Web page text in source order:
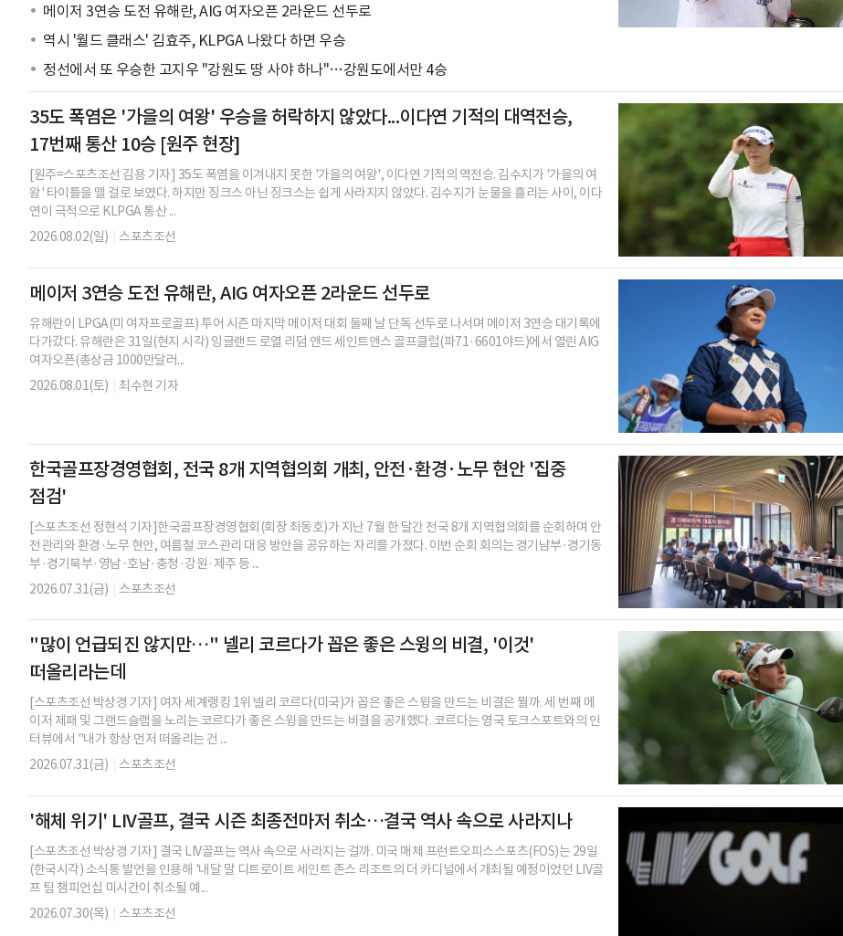
메이저 3연승 도전 유해란, AIG 여자오픈 2라운드 선두로
역시 '월드 클래스' 김효주, KLPGA 나왔다 하면 우승
정선에서 또 우승한 고지우 "강원도 땅 사야 하나"…강원도에서만 4승
35도 폭염은 '가을의 여왕' 우승을 허락하지 않았다...이다연 기적의 대역전승,
17번째 통산 10승 [원주 현장]
[원주=스포츠조선 김용 기자] 35도 폭염을 이겨내지 못한 '가을의 여왕', 이다연 기적의 역전승. 김수지가 '가을의 여
왕' 타이틀을 뗄 걸로 보였다. 하지만 징크스 아닌 징크스는 쉽게 사라지지 않았다. 김수지가 눈물을 흘리는 사이, 이다
연이 극적으로 KLPGA 통산 ...
2026.08.02(일)
스포츠조선
메이저 3연승 도전 유해란, AIG 여자오픈 2라운드 선두로
유해란이 LPGA(미 여자프로골프) 투어 시즌 마지막 메이저 대회 둘째 날 단독 선두로 나서며 메이저 3연승 대기록에
다가갔다. 유해란은 31일(현지 시각) 잉글랜드 로열 리덤 앤드 세인트앤스 골프클럽(파71·6601야드)에서 열린 AIG
여자오픈(총상금 1000만달러...
2026.08.01(토)
최수현 기자
한국골프장경영협회, 전국 8개 지역협의회 개최, 안전·환경·노무 현안 '집중
점검'
[스포츠조선 정현석 기자]한국골프장경영협회(회장 최동호)가 지난 7월 한 달간 전국 8개 지역협의회를 순회하며 안
전관리와 환경·노무 현안, 여름철 코스관리 대응 방안을 공유하는 자리를 가졌다. 이번 순회 회의는 경기남부·경기동
부·경기북부·영남·호남·충청·강원·제주 등 ...
2026.07.31(금)
스포츠조선
"많이 언급되진 않지만…" 넬리 코르다가 꼽은 좋은 스윙의 비결, '이것'
떠올리라는데
[스포츠조선 박상경 기자] 여자 세계랭킹 1위 넬리 코르다(미국)가 꼽은 좋은 스윙을 만드는 비결은 뭘까. 세 번째 메
이저 제패 및 그랜드슬램을 노리는 코르다가 좋은 스윙을 만드는 비결을 공개했다. 코르다는 영국 토크스포트와의 인
터뷰에서 "내가 항상 먼저 떠올리는 건 ...
2026.07.31(금)
스포츠조선
'해체 위기' LIV골프, 결국 시즌 최종전마저 취소…결국 역사 속으로 사라지나
[스포츠조선 박상경 기자] 결국 LIV골프는 역사 속으로 사라지는 걸까. 미국 매체 프런트오피스스포츠(FOS)는 29일
(한국시각) 소식통 발언을 인용해 '내달 말 디트로이트 세인트 존스 리조트의 더 카디널에서 개최될 예정이었던 LIV골
프 팀 챔피언십 미시간이 취소될 예...
2026.07.30(목)
스포츠조선